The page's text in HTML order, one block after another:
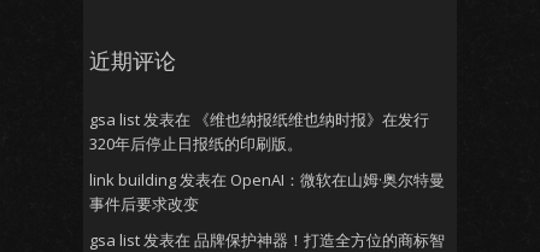
近期评论
gsa list发表在
《维也纳报纸维也纳时报》在发行
320年后停止日报纸的印刷版。
link building发表在 OpenAI：微软在山姆·奥尔特曼
事件后要求改变
gsa list发表在 品牌保护神器！打造全方位的商标智